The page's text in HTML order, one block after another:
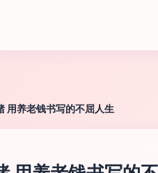
用养老钱书写的不屈人生